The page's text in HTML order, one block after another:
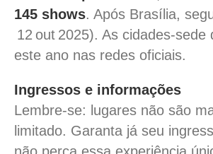
145 shows. Após Brasília,
12 out 2025). As cidades-
este ano nas redes oficiais.
Ingressos e informações
Lembre-se: lugares não são
limitado. Garanta já seu